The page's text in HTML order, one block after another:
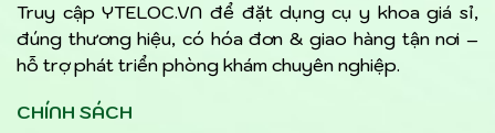
Truy cập YTELOC.VN để đặt dụng cụ y khoa giá sỉ,
đúng thương hiệu, có hóa đơn & giao hàng tận nơi –
hỗ trợ phát triển phòng khám chuyên nghiệp.
CHÍNH SÁCH